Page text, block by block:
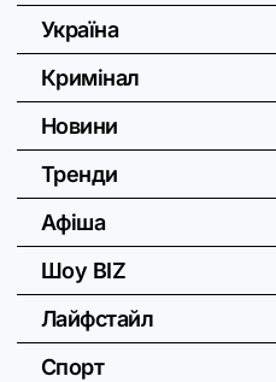
Україна
Кримінал
Новини
Тренди
Афіша
Шоу BIZ
Лайфстайл
Спорт